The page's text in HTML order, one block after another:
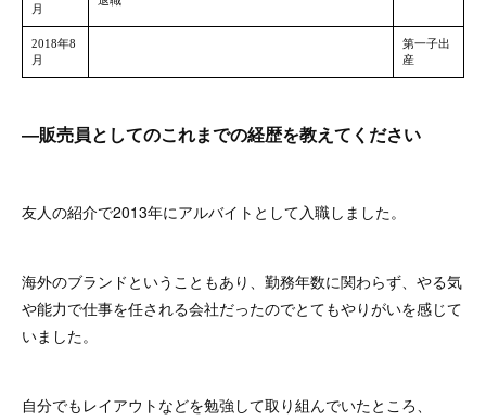
―販売員としてのこれまでの経歴を教えてください
友人の紹介で2013年にアルバイトとして入職しました。
海外のブランドということもあり、勤務年数に関わらず、やる気
や能力で仕事を任される会社だったのでとてもやりがいを感じて
いました。
自分でもレイアウトなどを勉強して取り組んでいたところ、